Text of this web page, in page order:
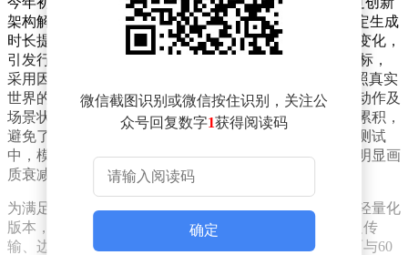
架构解决了长视频生成中的“长时漂移”难题，将连续稳定生成
时长提升至近10分钟，并支持键鼠交互与文本驱动场景变化，
引发行业关注。此次升级的2.0版本则聚焦“无限生成”目标，
采用因果预训练范式与自研MoBA机制，使模型能够按照真实
世界的时间逻辑学习演化规律。通过基于已生成画面、动作及
场景状态的持续预测，有效抑制了长时间生成中的偏差累积，
避免了画面模糊与结构失真问题。在一小时不间断压力测试
中，模型输出的画面始终保持纹理清晰、场景连贯，无明显画
质衰减。
为满足实时交互需求，研发团队从预训练模型中蒸馏出轻量化
版本，并对生成流程进行系统性优化。通过“边生成、边传
输、边显示”的流式输出技术，模型实现了720p高清画面与60
微信截图识别或微信按住识别，关注公
众号回复数字1获得阅读码
确定